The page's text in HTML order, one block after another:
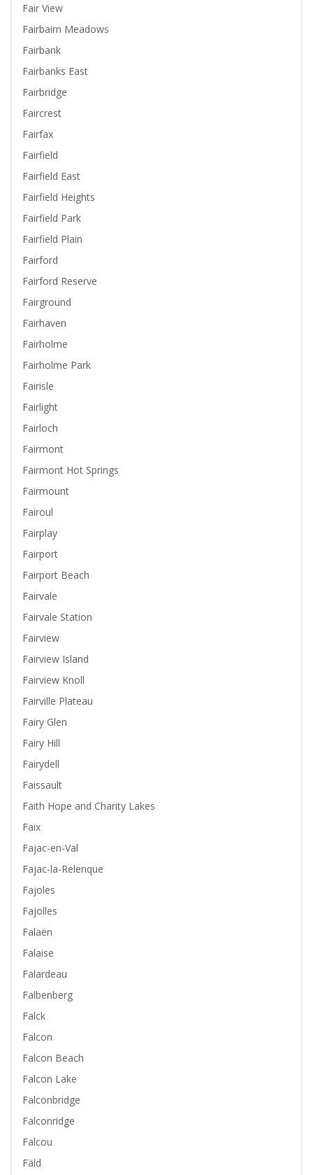
Fair View
Fairbairn Meadows
Fairbank
Fairbanks East
Fairbridge
Faircrest
Fairfax
Fairfield
Fairfield East
Fairfield Heights
Fairfield Park
Fairfield Plain
Fairford
Fairford Reserve
Fairground
Fairhaven
Fairholme
Fairholme Park
Fairisle
Fairlight
Fairloch
Fairmont
Fairmont Hot Springs
Fairmount
Fairoul
Fairplay
Fairport
Fairport Beach
Fairvale
Fairvale Station
Fairview
Fairview Island
Fairview Knoll
Fairville Plateau
Fairy Glen
Fairy Hill
Fairydell
Faissault
Faith Hope and Charity Lakes
Faix
Fajac-en-Val
Fajac-la-Relenque
Fajoles
Fajolles
Falaën
Falaise
Falardeau
Falbenberg
Falck
Falcon
Falcon Beach
Falcon Lake
Falconbridge
Falconridge
Falcou
Fäld